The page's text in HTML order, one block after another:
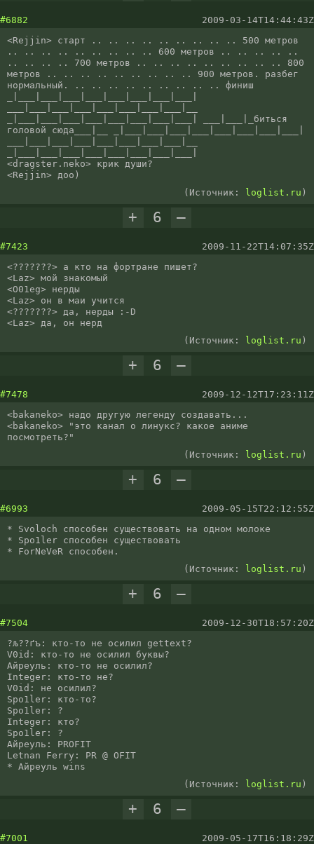
#6882
2009-03-14T14:44:43Z
<Rejjіn> старт .. .. .. .. .. .. .. .. .. 500 метров
.. .. .. .. .. .. .. .. .. 600 метров .. .. .. .. ..
.. .. .. .. 700 метров .. .. .. .. .. .. .. .. .. 800
метров .. .. .. .. .. .. .. .. .. 900 метров. разбег
нормальный. .. .. .. .. .. .. .. .. .. финиш
_|___|___|___|___|___|___|___|___| ___|___|_биться
головой сюда___|__ _|___|___|___|___|___|___|___|___|
<dragster.neko> крик души?
<Rejjіn> доо)
(Источник:
loglist.ru )
+ 6 –
#7423
2009-11-22T14:07:35Z
<???????> а кто на фортране пишет?
<Laz> мой знакомый
<O01eg> нерды
<Laz> он в маи учится
<???????> да, нерды :-D
<Laz> да, он нерд
(Источник:
loglist.ru )
+ 6 –
#7478
2009-12-12T17:23:11Z
<bakaneko> надо другую легенду создавать...
<bakaneko> "это канал о линукс? какое аниме
посмотреть?"
(Источник:
loglist.ru )
+ 6 –
#6993
2009-05-15T22:12:55Z
* Svoloch способен существовать на одном молоке
* Spo1ler способен существовать
* ForNeVeR способен.
(Источник:
loglist.ru )
+ 6 –
#7504
2009-12-30T18:57:20Z
?љ??ґъ: кто-то не осилил gettext?
V0id: кто-то не осилил буквы?
Айреуль: кто-то не осилил?
Integer: кто-то не?
V0id: не осилил?
Spo1ler: кто-то?
Spo1ler: ?
Integer: кто?
Spo1ler: ?
Айреуль: PROFIT
Letnan Ferry: PR @ OFIT
* Айреуль wins
(Источник:
loglist.ru )
+ 6 –
#7001 2009-05-17T16:18:29Z